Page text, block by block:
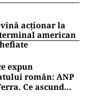
acționar la
american
expun
român: ANP
Ce ascund